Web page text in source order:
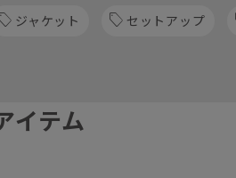
ジャケット セットアップ
イテム